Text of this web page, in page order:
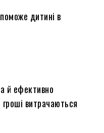
дитині в
й ефективно
витрачаються